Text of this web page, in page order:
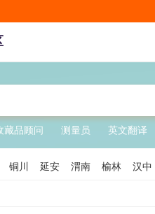
藏品顾问 测量员 英文翻译
铜川 延安 渭南 榆林 汉中